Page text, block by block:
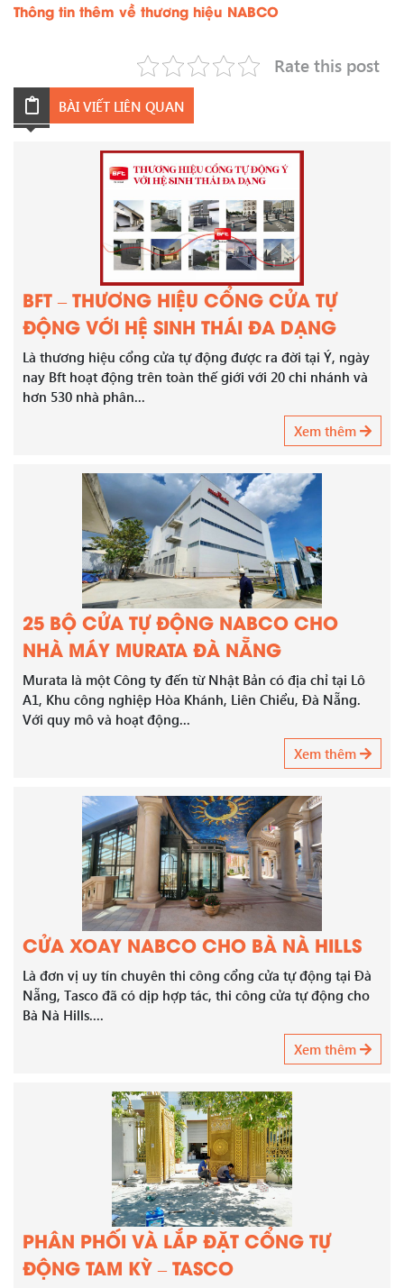
Thông tin thêm về thương hiệu NABCO
Rate this post
BÀI VIẾT LIÊN QUAN
BFT – THƯƠNG HIỆU CỔNG CỬA TỰ
ĐỘNG VỚI HỆ SINH THÁI ĐA DẠNG
Là thương hiệu cổng cửa tự động được ra đời tại Ý, ngày
nay Bft hoạt động trên toàn thế giới với 20 chi nhánh và
hơn 530 nhà phân...
Xem thêm
25 BỘ CỬA TỰ ĐỘNG NABCO CHO
NHÀ MÁY MURATA ĐÀ NẴNG
Murata là một Công ty đến từ Nhật Bản có địa chỉ tại Lô
A1, Khu công nghiệp Hòa Khánh, Liên Chiểu, Đà Nẵng.
Với quy mô và hoạt động...
Xem thêm
CỬA XOAY NABCO CHO BÀ NÀ HILLS
Là đơn vị uy tín chuyên thi công cổng cửa tự động tại Đà
Nẵng, Tasco đã có dịp hợp tác, thi công cửa tự động cho
Bà Nà Hills....
Xem thêm
PHÂN PHỐI VÀ LẮP ĐẶT CỔNG TỰ
ĐỘNG TAM KỲ – TASCO